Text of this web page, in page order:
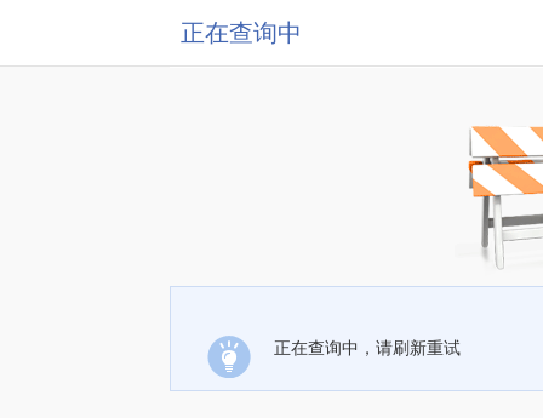
正在查询中
正在查询中，请刷新重试